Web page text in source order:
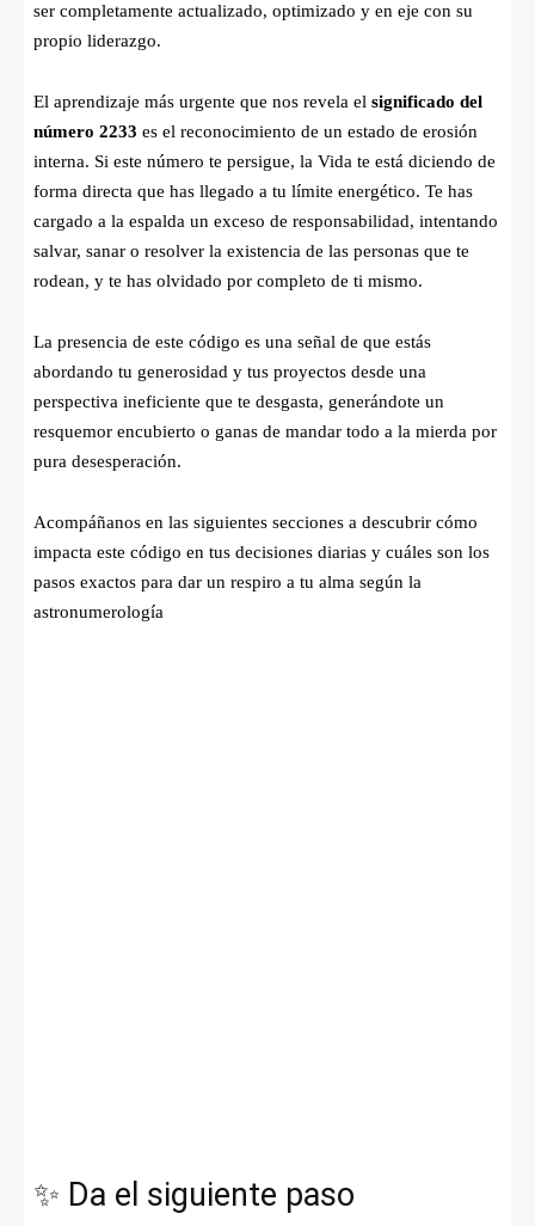
ser completamente actualizado, optimizado y en eje con su
propio liderazgo.
El aprendizaje más urgente que nos revela el significado del
número 2233 es el reconocimiento de un estado de erosión
interna. Si este número te persigue, la Vida te está diciendo de
forma directa que has llegado a tu límite energético. Te has
cargado a la espalda un exceso de responsabilidad, intentando
salvar, sanar o resolver la existencia de las personas que te
rodean, y te has olvidado por completo de ti mismo.
La presencia de este código es una señal de que estás
abordando tu generosidad y tus proyectos desde una
perspectiva ineficiente que te desgasta, generándote un
resquemor encubierto o ganas de mandar todo a la mierda por
pura desesperación.
Acompáñanos en las siguientes secciones a descubrir cómo
impacta este código en tus decisiones diarias y cuáles son los
pasos exactos para dar un respiro a tu alma según la
astronumerología
✨ Da el siguiente paso